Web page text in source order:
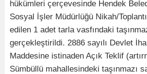
hükümleri çerçevesinde Hendek
Sosyal İşler Müdürlüğü Nikah/
edilen 1 adet tarla vasfındaki
gerçekleştirildi. 2886 sayılı Devlet
Maddesine istinaden Açık Teklif
Sümbüllü mahallesindeki taşınmazı